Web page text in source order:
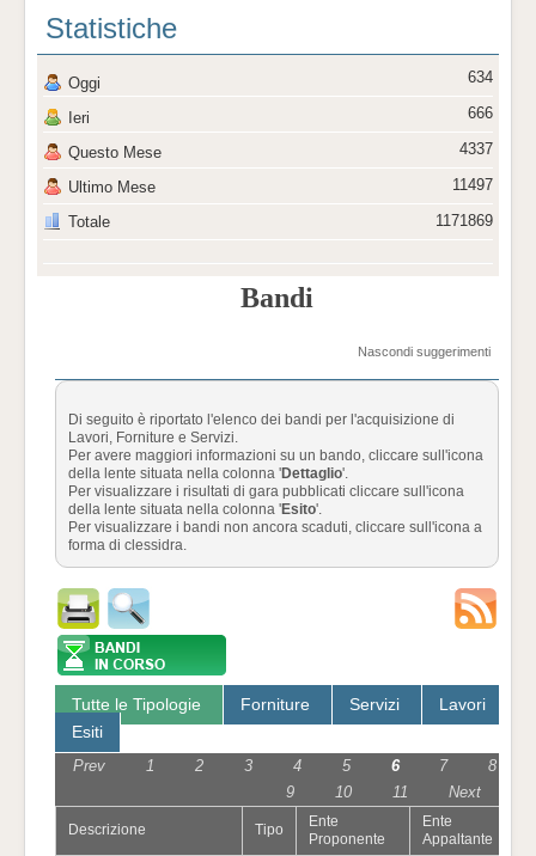
Statistiche
Oggi
Ieri
Questo Mese
Ultimo Mese
Totale
634
666
4337
11497
1171869
Bandi
Nascondi suggerimenti
Di seguito è riportato l'elenco dei bandi per l'acquisizione di
Lavori, Forniture e Servizi.
Per avere maggiori informazioni su un bando, cliccare sull'icona
della lente situata nella colonna 'Dettaglio'.
Per visualizzare i risultati di gara pubblicati cliccare sull'icona
della lente situata nella colonna 'Esito'.
Per visualizzare i bandi non ancora scaduti, cliccare sull'icona a
forma di clessidra.
Tutte le Tipologie Forniture Servizi
Lavori
Esiti
Prev 1 2 3 4 5 6 7
8
9
10 11 Next
Descrizione Tipo
Ente
Proponente
Ente
Appaltante